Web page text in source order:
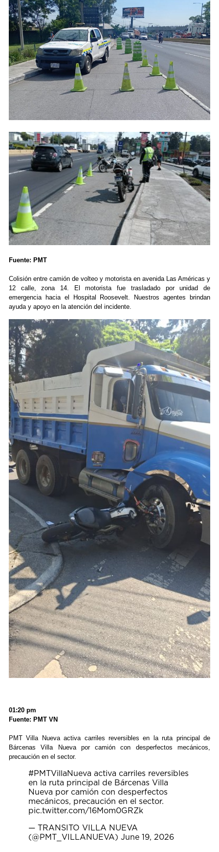
Fuente: PMT
Colisión entre camión de volteo y motorista en avenida Las Américas y
12 calle, zona 14. El motorista fue trasladado por unidad de
emergencia hacia el Hospital Roosevelt. Nuestros agentes brindan
ayuda y apoyo en la atención del incidente.
01:20 pm
Fuente: PMT VN
PMT Villa Nueva activa carriles reversibles en la ruta principal de
Bárcenas Villa Nueva por camión con desperfectos mecánicos,
precaución en el sector.
#PMTVillaNueva activa carriles reversibles
en la ruta principal de Bárcenas Villa
Nueva por camión con desperfectos
mecánicos, precaución en el sector.
pic.twitter.com/16Mom0GRZk
— TRANSITO VILLA NUEVA
(@PMT_VILLANUEVA) June 19, 2026